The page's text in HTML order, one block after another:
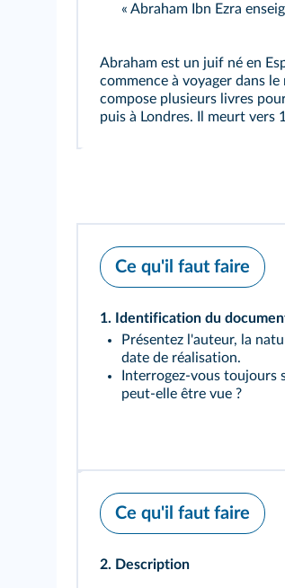
« Abraham Ibn Ezra
Abraham est un juif né en
commence à voyager dans
compose plusieurs livres
puis à Londres. Il meurt vers
Ce qu'il faut faire
1. Identification du
Présentez l'auteur, la
date de réalisation.
Interrogez-vous toujours
peut-elle être vue ?
Ce qu'il faut faire
2. Description